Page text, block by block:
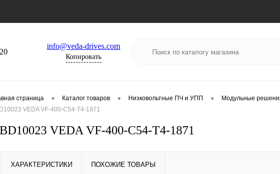
info@veda-drives.com
Копировать
страница • Каталог товаров • Низковольтные ПЧ и УПП •
Модульные
VEDA VF-400-C54-T4-1871
VEDA VF-400-C54-T4-1871
ХАРАКТЕРИСТИКИ ПОХОЖИЕ ТОВАРЫ